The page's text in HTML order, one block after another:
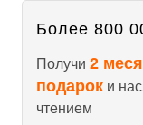
Более 800
Получи 2
подарок и
чтением